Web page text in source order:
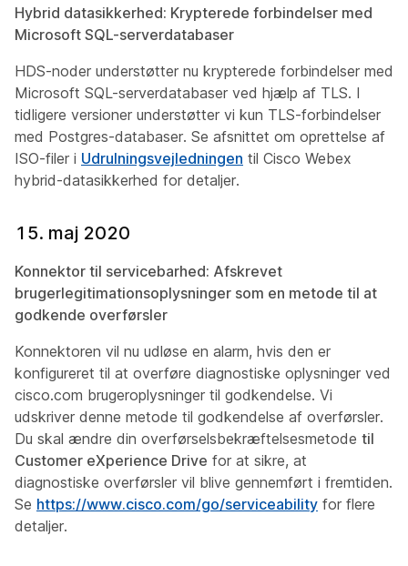
Hybrid datasikkerhed: Krypterede forbindelser med
Microsoft SQL-serverdatabaser
HDS-noder understøtter nu krypterede forbindelser med
Microsoft SQL-serverdatabaser ved hjælp af TLS. I
tidligere versioner understøtter vi kun TLS-forbindelser
med Postgres-databaser. Se afsnittet om oprettelse af
ISO-filer i Udrulningsvejledningen til Cisco Webex
hybrid-datasikkerhed for detaljer.
15. maj 2020
Konnektor til servicebarhed: Afskrevet
brugerlegitimationsoplysninger som en metode til at
godkende overførsler
Konnektoren vil nu udløse en alarm, hvis den er
konfigureret til at overføre diagnostiske oplysninger ved
cisco.com brugeroplysninger til godkendelse. Vi
udskriver denne metode til godkendelse af overførsler.
Du skal ændre din overførselsbekræftelsesmetode til
Customer eXperience Drive for at sikre, at
diagnostiske overførsler vil blive gennemført i fremtiden.
Se https://www.cisco.com/go/serviceability for flere
detaljer.